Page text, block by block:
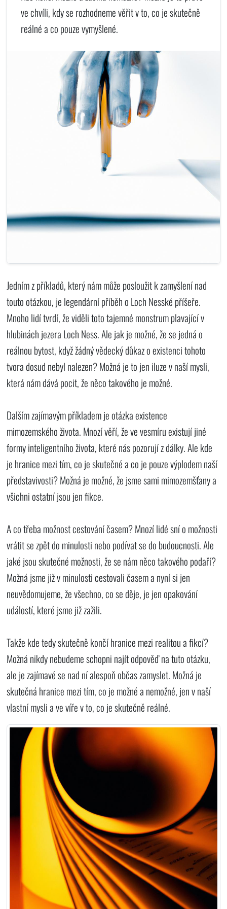
ve chvíli, kdy se rozhodneme věřit v to, co je skutečně
reálné a co pouze vymyšlené.
Jedním z příkladů, který nám může posloužit k zamyšlení nad
touto otázkou, je legendární příběh o Loch Nesské příšeře.
Mnoho lidí tvrdí, že viděli toto tajemné monstrum plavající v
hlubinách jezera Loch Ness. Ale jak je možné, že se jedná o
reálnou bytost, když žádný vědecký důkaz o existenci tohoto
tvora dosud nebyl nalezen? Možná je to jen iluze v naší mysli,
která nám dává pocit, že něco takového je možné.
Dalším zajímavým příkladem je otázka existence
mimozemského života. Mnozí věří, že ve vesmíru existují jiné
formy inteligentního života, které nás pozorují z dálky. Ale kde
je hranice mezi tím, co je skutečné a co je pouze výplodem naší
představivosti? Možná je možné, že jsme sami mimozemšťany a
všichni ostatní jsou jen fikce.
A co třeba možnost cestování časem? Mnozí lidé sní o možnosti
vrátit se zpět do minulosti nebo podívat se do budoucnosti. Ale
jaké jsou skutečné možnosti, že se nám něco takového podaří?
Možná jsme již v minulosti cestovali časem a nyní si jen
neuvědomujeme, že všechno, co se děje, je jen opakování
událostí, které jsme již zažili.
Takže kde tedy skutečně končí hranice mezi realitou a fikcí?
Možná nikdy nebudeme schopni najít odpověď na tuto otázku,
ale je zajímavé se nad ní alespoň občas zamyslet. Možná je
skutečná hranice mezi tím, co je možné a nemožné, jen v naší
vlastní mysli a ve víře v to, co je skutečně reálné.